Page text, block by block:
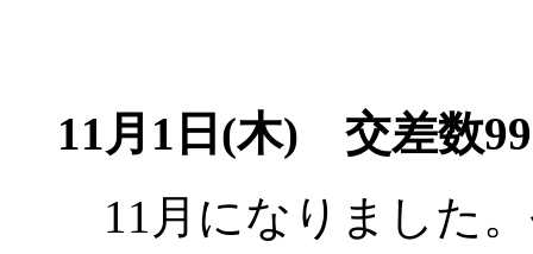
11月1日(木) 交差数
11月になりました